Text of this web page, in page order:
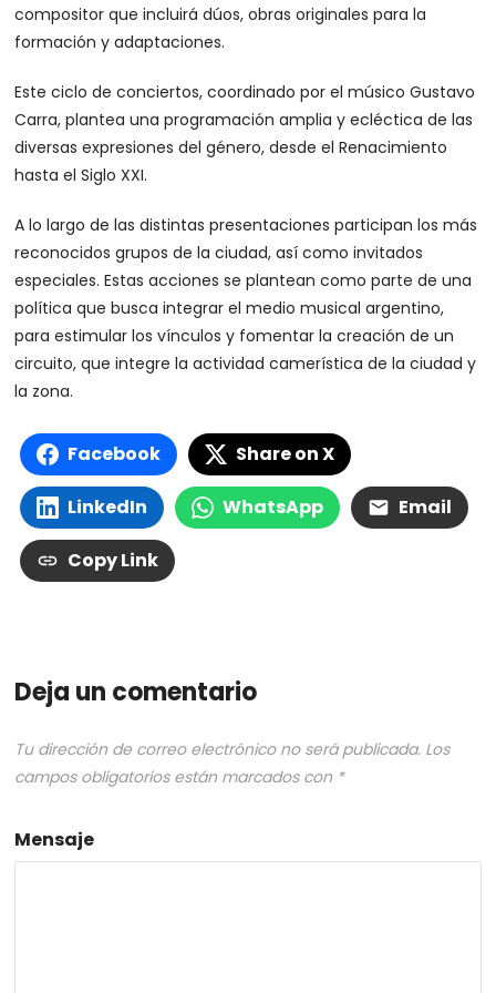
compositor que incluirá dúos, obras originales para la
formación y adaptaciones.
Este ciclo de conciertos, coordinado por el músico Gustavo
Carra, plantea una programación amplia y ecléctica de las
diversas expresiones del género, desde el Renacimiento
hasta el Siglo XXI.
A lo largo de las distintas presentaciones participan los más
reconocidos grupos de la ciudad, así como invitados
especiales. Estas acciones se plantean como parte de una
política que busca integrar el medio musical argentino,
para estimular los vínculos y fomentar la creación de un
circuito, que integre la actividad camerística de la ciudad y
la zona.
Facebook Share on X
LinkedIn WhatsApp Email
Copy Link
Deja un comentario
Tu dirección de correo electrónico no será publicada. Los
campos obligatorios están marcados con *
Mensaje